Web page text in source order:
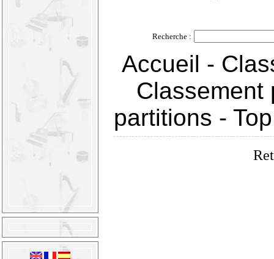
Recherche :
Accueil -
Classement
partitions -